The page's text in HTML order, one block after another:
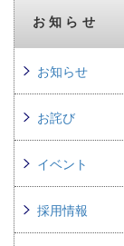
お知らせ
お知らせ
お詫び
イベント
採用情報